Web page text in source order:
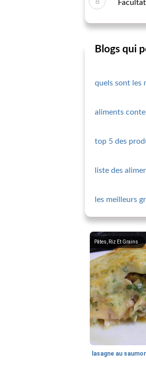
Blogs qui
quels sont les
aliments
top 5 des
liste des
les meilleurs
Pâtes, Riz Et Grains